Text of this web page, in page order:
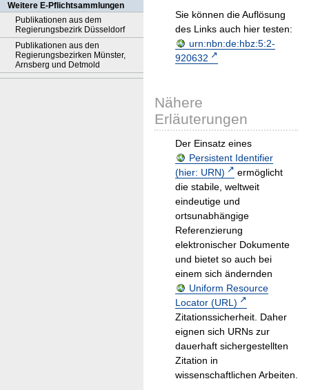
Weitere E-Pflichtsammlungen
Publikationen aus dem
Regierungsbezirk Düsseldorf
Publikationen aus den
Regierungsbezirken Münster,
Arnsberg und Detmold
Sie können die Auflösung
des Links auch hier testen:
urn:nbn:de:hbz:5:2-
920632
Nähere
Erläuterungen
Der Einsatz eines
Persistent Identifier
(hier: URN)
ermöglicht
die stabile, weltweit
eindeutige und
ortsunabhängige
Referenzierung
elektronischer Dokumente
und bietet so auch bei
einem sich ändernden
Uniform Resource
Locator (URL)
Zitationssicherheit. Daher
eignen sich URNs zur
dauerhaft sichergestellten
Zitation in
wissenschaftlichen Arbeiten.